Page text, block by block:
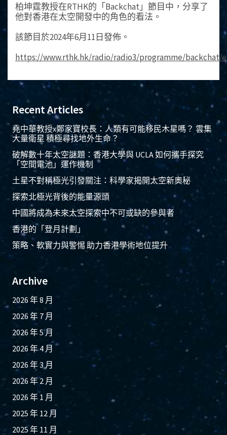
柏坤霆教授在RTHK的「Backchat」節目中，分享了
他對香港在太空開發中的角色的看法。
該節目於2024年6月11日發佈。
https://www.rthk.hk/radio/radio3/programme/backchat/
Recent Articles
堯中華教授x鄭家寶校長：人類有可能移民木星嗎？ 雲集
大量衛星 積極尋找地外生命？
破解數十年太空謎題：香港大學與 UCLA 如何攜手探究
「空間電池」運作機制
土星不對稱極光引發關注：科學家揭開太空新奧秘
探索北極光背後的能量源頭
中國將成為未來太空探索中不可或缺的參與者
香港的「登月計劃」
策略、軟實力與警惕 助力香港學術地位提升
Archive
2026 年 8 月
2026 年 7 月
2026 年 5 月
2026 年 4 月
2026 年 3 月
2026 年 2 月
2026 年 1 月
2025 年 12 月
2025 年 11 月